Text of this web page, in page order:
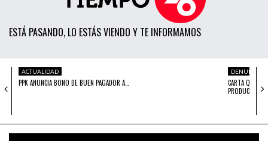
ESTÁ PASANDO, LO ESTÁS VIENDO Y TE INFORMAMOS
POLÍTICA
ECONOMÍA
SOCIEDAD
OPINIÓN
ACTUALIDAD
PPK ANUNCIA BONO DE BUEN PAGADOR A…
DENUNCIA
CARTA QUE
PRODUCTOR…